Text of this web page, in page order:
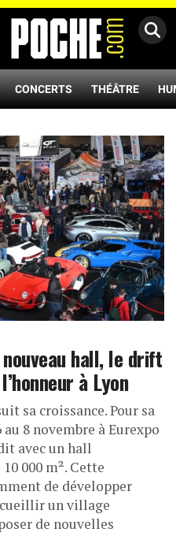
CONCERTS THÉÂTRE
nouveau hall, le drift
à Lyon
sa croissance. Pour sa
8 novembre à Eurexpo
avec un hall
000 m². Cette
de développer
un village
de nouvelles